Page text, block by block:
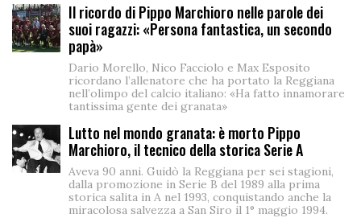
Il ricordo di Pippo Marchioro nelle parole dei
suoi ragazzi: «Persona fantastica, un secondo
papà»
Dario Morello, Nico Facciolo e Max Esposito
ricordano l’allenatore che ha portato la Reggiana
nell’olimpo del calcio italiano: «Ha fatto innamorare
tantissima gente dei granata»
Lutto nel mondo granata: è morto Pippo
Marchioro, il tecnico della storica Serie A
Aveva 90 anni. Guidò la Reggiana per sei stagioni,
dalla promozione in Serie B del 1989 alla prima
storica salita in A nel 1993, conquistando anche la
miracolosa salvezza a San Siro il 1° maggio 1994.